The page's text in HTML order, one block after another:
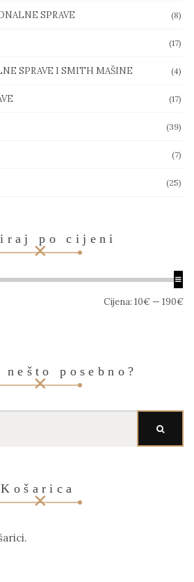
SPRAVE (8)
(17)
SPRAVE I SMITH MAŠINE (4)
(17)
(39)
(7)
(25)
po cijeni
Cijena: 10€ — 190€
posebno?
Košarica